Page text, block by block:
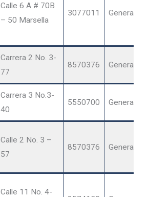
Calle 6 A # 70B
– 50 Marsella
3077011 General
Carrera 2 No. 3-
77
8570376 General
Carrera 3 No.3-
40
5550700 General
Calle 2 No. 3 –
57
8570376 General
Calle 11 No. 4-